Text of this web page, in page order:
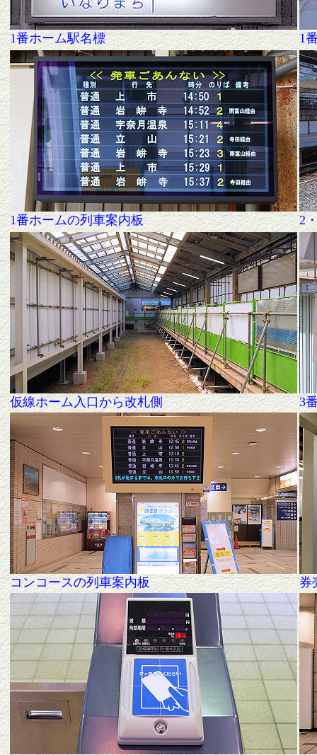
1番ホーム駅名標 1
1番ホームの列車案内板 2
仮線ホーム入口から改札側 3
コンコースの列車案内板 券